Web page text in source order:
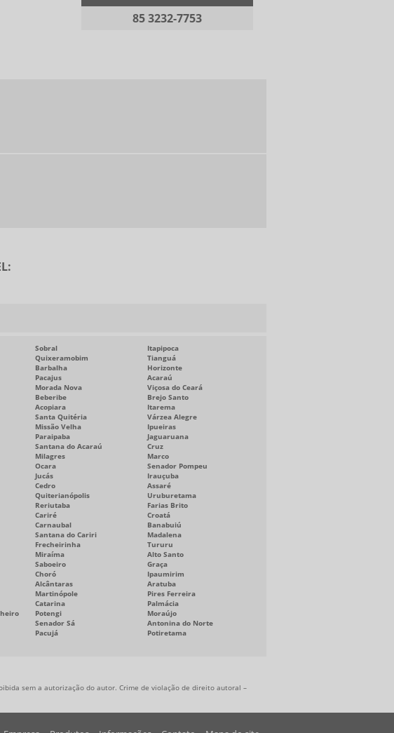
85 3232-7753
Sobral
Itapipoca
Quixeramobim
Tianguá
Barbalha
Horizonte
Pacajus
Acaraú
Morada Nova
Viçosa do Ceará
Beberibe
Brejo Santo
Acopiara
Itarema
Santa Quitéria
Várzea Alegre
Missão Velha
Ipueiras
Paraipaba
Jaguaruana
Santana do Acaraú
Cruz
Milagres
Marco
Ocara
Senador Pompeu
Jucás
Irauçuba
Cedro
Assaré
Quiterianópolis
Uruburetama
Reriutaba
Farias Brito
Cariré
Croatá
Carnaubal
Banabuiú
Santana do Cariri
Madalena
Frecheirinha
Tururu
Miraíma
Alto Santo
Saboeiro
Graça
Choró
Ipaumirim
Alcântaras
Aratuba
Martinópole
Pires Ferreira
Catarina
Palmácia
Potengi
Moraújo
Senador Sá
Antonina do Norte
Pacujá
Potiretama
sem a autorização do autor. Crime de violação de direito autoral –